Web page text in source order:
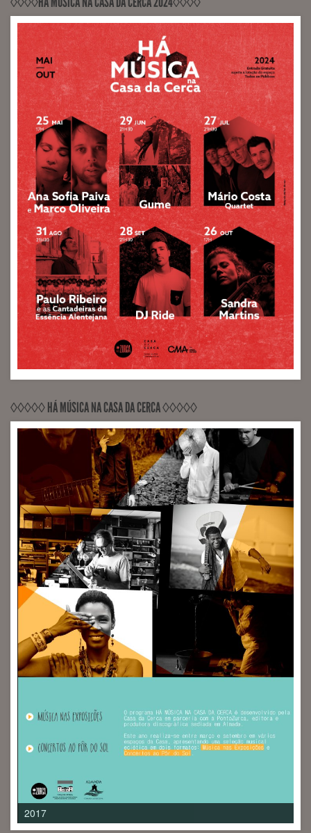
◊◊◊◊◊ HÁ MÚSICA NA CASA DA CERCA ◊◊◊◊◊
2017